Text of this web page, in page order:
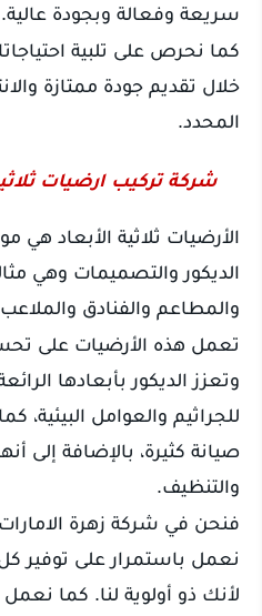
سريعة وفعالة وبجودة عالية.
كما نحرص على تلبية
خلال تقديم جودة ممتازة
المحدد.
شركة تركيب ارضيات
الأرضيات ثلاثية الأبعاد هي
الديكور والتصميمات وهي
والمطاعم والفنادق
تعمل هذه الأرضيات على
وتعزز الديكور بأبعادها
للجراثيم والعوامل البيئية،
صيانة كثيرة، بالإضافة إلى
والتنظيف.
فنحن في شركة زهرة الامارات
نعمل باستمرار على توفير
لأنك ذو أولوية لنا. كما